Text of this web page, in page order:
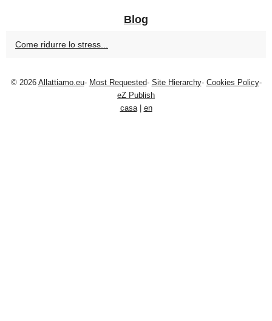
Blog
Come ridurre lo stress...
© 2026 Allattiamo.eu- Most Requested- Site Hierarchy- Cookies Policy-
eZ Publish
casa| en